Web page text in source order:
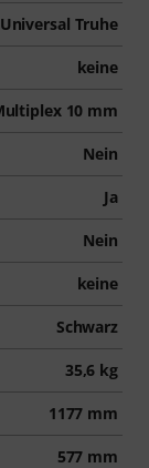
Universal Truhe
keine
10 mm
Nein
Ja
Nein
keine
Schwarz
35,6 kg
1177 mm
577 mm